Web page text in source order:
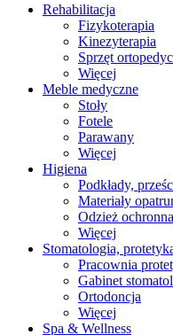
Rehabilitacja
Fizykoterapia
Kinezyterapia
Sprzęt
Więcej
Meble medyczne
Stoły
Fotele
Parawany
Więcej
Higiena
Podkłady,
Materiały
Odzież ochronna
Więcej
Stomatologia,
Pracownia
Gabinet
Ortodoncja
Więcej
Spa & Wellness